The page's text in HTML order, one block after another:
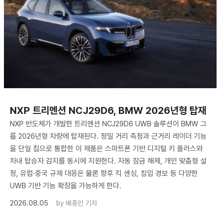
NXP 트리멘션 NCJ29D6, BMW 2026년형 탑재
NXP 반도체가 개발한 트리멘션 NCJ29D6 UWB 솔루션이 BMW 그
룹 2026년형 차량에 탑재된다. 정밀 거리 측정과 근거리 레이더 기능
을 단일 칩으로 통합한 이 제품은 스마트폰 기반 디지털 키 플러스와
차내 탑승자 감지를 동시에 지원한다. 자동 잠금 해제, 개인 맞춤형 설
정, 유럽·중국 규제 대응은 물론 향후 킥 센싱, 침입 경보 등 다양한
UWB 기반 기능 확장을 가능하게 한다.
2026.08.05
by 배종인 기자